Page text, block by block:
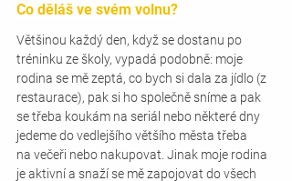
Co děláš ve svém volnu?
Většinou každý den, když se dostanu po
tréninku ze školy, vypadá podobně: moje
rodina se mě zeptá, co bych si dala za jídlo (z
restaurace), pak si ho společně sníme a pak
se třeba koukám na seriál nebo některé dny
jedeme do vedlejšího většího města třeba
na večeři nebo nakupovat. Jinak moje rodina
je aktivní a snaží se mě zapojovat do všech